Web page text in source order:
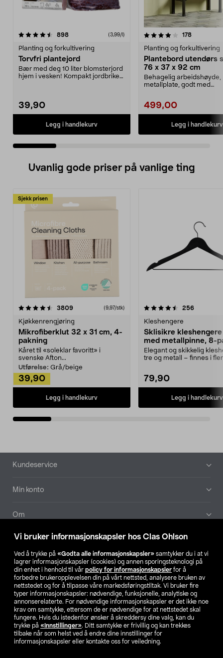
Vi bruker informasjonskapsler hos Clas Ohlson
Ved å trykke på «Godta alle informasjonskapsler» samtykker du i at vi
lagrer informasjonskapsler (cookies) og annen sporingsteknologi på
din enhet i henhold til vår policy for informasjonskapsler for å
forbedre brukeropplevelsen din på vårt nettsted, analysere bruken av
nettstedet og for å tilpasse våre markedsføringstiltak. Vi bruker fire
typer informasjonskapsler: nødvendige, funksjonelle, analytiske og
annonserelaterte. For nødvendige informasjonskapsler er det ikke noe
krav om samtykke, ettersom de er nødvendige for at nettstedet skal
fungere. Hvis du istedenfor ønsker å skreddersy dine valg, kan du
trykke på «Innstillinger». Ditt samtykke er frivillig og kan trekkes
tilbake når som helst ved å endre dine innstillinger for
informasjonskapsler eller kontakte oss for veiledning.
898anmeldelser (3,99/l)
Planting og forkultivering
Torvfri plantejord
Bær med deg 10 liter blomsterjord
hjem i vesken! Kompakt jordbrikett,
39,90
Legg i handlekurv
4.0 av 5 stjerner 178
Planting og forkultivering
Plantebord utendørs
76 x 37 x 92 cm
Behagelig arbeidshøyde,
metallplate, godt med
499,00
Legg i handlekurv
4.5 av 5 stjerner
Uvanlig gode priser på vanlige ting
Sjekk prisen
3809anmeldelser(9,97/stk)
Kjøkkenrengjøring
Mikrofiberklut 32 x 31 cm, 4-
pakning
Kåret til «soleklar favoritt» i
svenske Afton...
Utførelse: Grå/beige
39,90
Legg i handlekurv
4.5av 5 stjerner 256
Kleshengere
Sklisikre
med metallpinne, 8-
Elegant og skikkelig
tre og metall – finnes i
79,90
Legg i handlekurv
4.5av 5 stjerner
Bunntekst
Kundeservice
Min konto
Om
Aktuelt
Våre selskaper
Finn din butikk
SE NO FI